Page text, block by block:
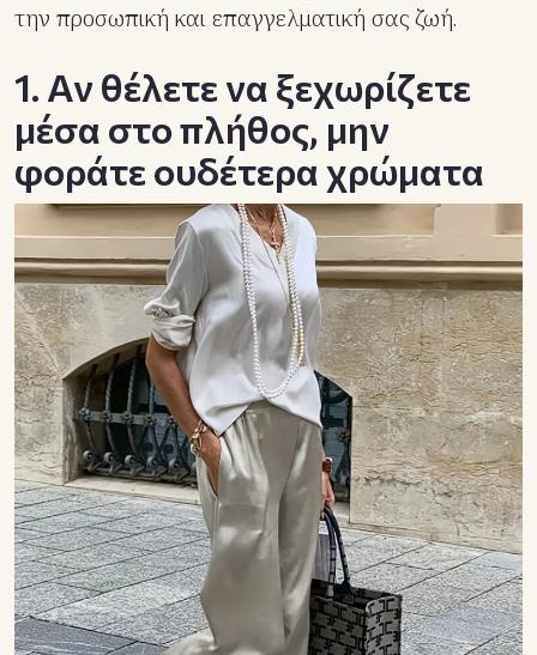
την προσωπική και επαγγελματική σας ζωή.
1. Αν θέλετε να ξεχωρίζετε
μέσα στο πλήθος, μην
φοράτε ουδέτερα χρώματα